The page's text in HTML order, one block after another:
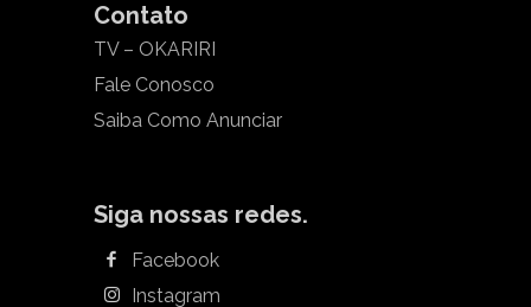
Contato
TV – OKARIRI
Fale Conosco
Saiba Como Anunciar
Siga nossas redes.
Facebook
Instagram